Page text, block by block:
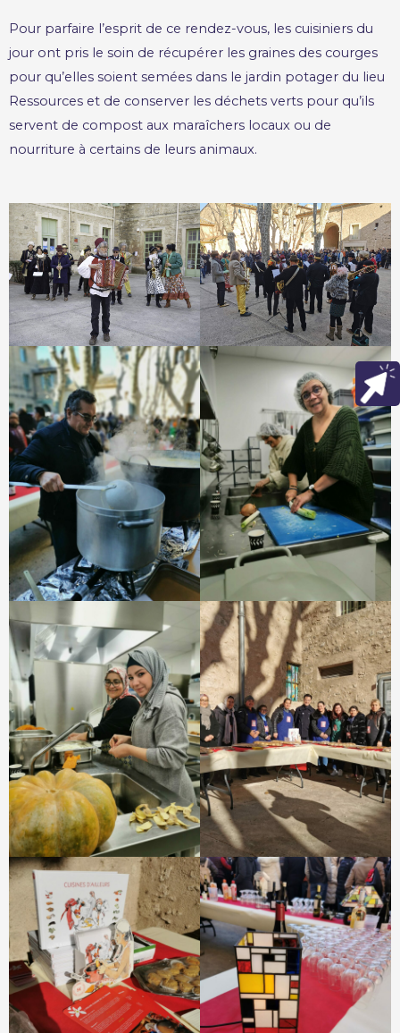
Pour parfaire l’esprit de ce rendez-vous, les cuisiniers du
jour ont pris le soin de récupérer les graines des courges
pour qu’elles soient semées dans le jardin potager du lieu
Ressources et de conserver les déchets verts pour qu’ils
servent de compost aux maraîchers locaux ou de
nourriture à certains de leurs animaux.